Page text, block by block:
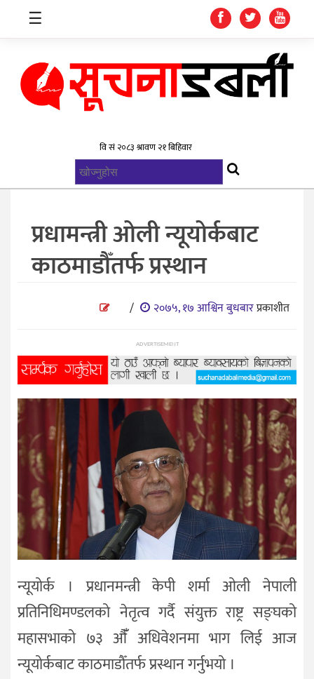
स्वास्थ्य
खेलकुद
विज्ञान
शिक्षा
भिडियो
अन्तर्वाता
☰
प्रधामन्त्री ओली न्यूयोर्कबाट
काठमाडौँतर्फ प्रस्थान
/ २०७५, १७ आश्विन बुधबारप्रकाशीत
ADVERTISEMENT
न्यूयोर्क । प्रधानमन्त्री केपी शर्मा ओली नेपाली
प्रतिनिधिमण्डलको नेतृत्व गर्दै संयुक्त राष्ट्र सङ्घको
महासभाको ७३ औंँ अधिवेशनमा भाग लिई आज
न्यूयोर्कबाट काठमाडौँतर्फ प्रस्थान गर्नुभयो ।